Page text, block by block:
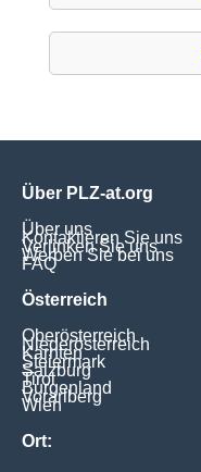
Über PLZ-at.org
Über uns
Kontaktieren Sie uns
Verlinken Sie uns
Werben Sie bei uns
FAQ
Österreich
Oberösterreich
Niederösterreich
Kärnten
Steiermark
Salzburg
Tirol
Burgenland
Vorarlberg
Wien
Ort: